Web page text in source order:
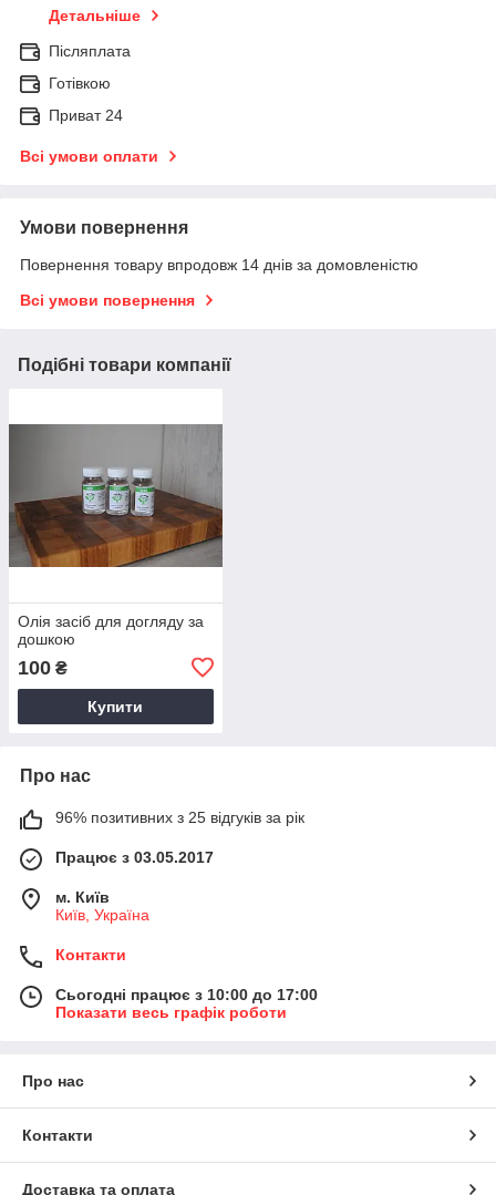
Детальніше
Післяплата
Готівкою
Приват 24
Всі умови оплати
Умови повернення
Повернення товару впродовж 14 днів за домовленістю
Всі умови повернення
Подібні товари компанії
Олія засіб для догляду за
дошкою
100 ₴
Купити
Про нас
96% позитивних з 25 відгуків за рік
Працює з 03.05.2017
м. Київ
Київ, Україна
Контакти
Сьогодні працює з 10:00 до 17:00
Показати весь графік роботи
Про нас
Контакти
Доставка та оплата